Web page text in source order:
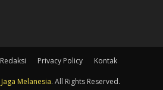
Redaksi Privacy Policy Kontak
Jaga Melanesia. All Rights Reserved.